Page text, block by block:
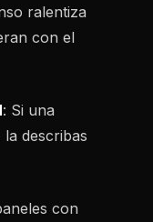
ralentiza
con el
: Si una
describas
con